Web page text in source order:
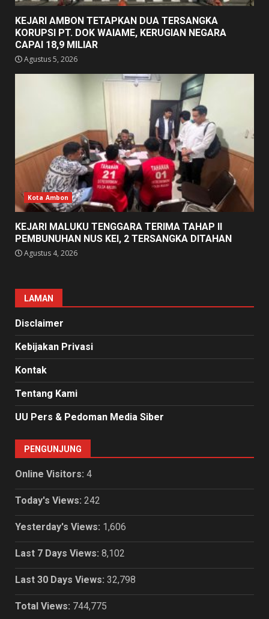
KEJARI AMBON TETAPKAN DUA TERSANGKA
KORUPSI PT. DOK WAIAME, KERUGIAN NEGARA
CAPAI 18,9 MILIAR
Agustus 5, 2026
Kota Ambon
KEJARI MALUKU TENGGARA TERIMA TAHAP II
PEMBUNUHAN NUS KEI, 2 TERSANGKA DITAHAN
Agustus 4, 2026
LAMAN
Disclaimer
Kebijakan Privasi
Kontak
Tentang Kami
UU Pers & Pedoman Media Siber
PENGUNJUNG
Online Visitors: 4
Today's Views: 242
Yesterday's Views: 1,606
Last 7 Days Views: 8,102
Last 30 Days Views: 32,798
Total Views: 744,775